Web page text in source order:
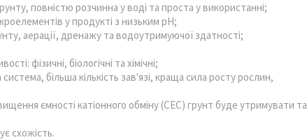
повністю розчинна у воді та проста у використанні;
у продукті з низьким рН;
аерації, дренажу та водоутримуючої здатності;
фізичні, біологічні та хімічні;
більша кількість зав'язі, краща сила росту рослин,
ємності катіонного обміну (СЕС) грунт буде утримувати та
схожість.